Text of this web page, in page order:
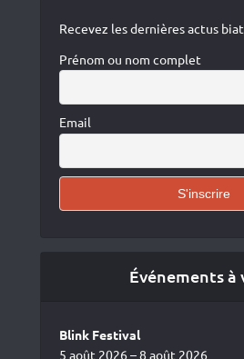
Recevez les dernières actus
Prénom ou nom complet
Email
Événements à
Blink Festival
5 août 2026 – 8 août 2026